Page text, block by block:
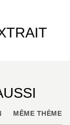
MÊME THÈME